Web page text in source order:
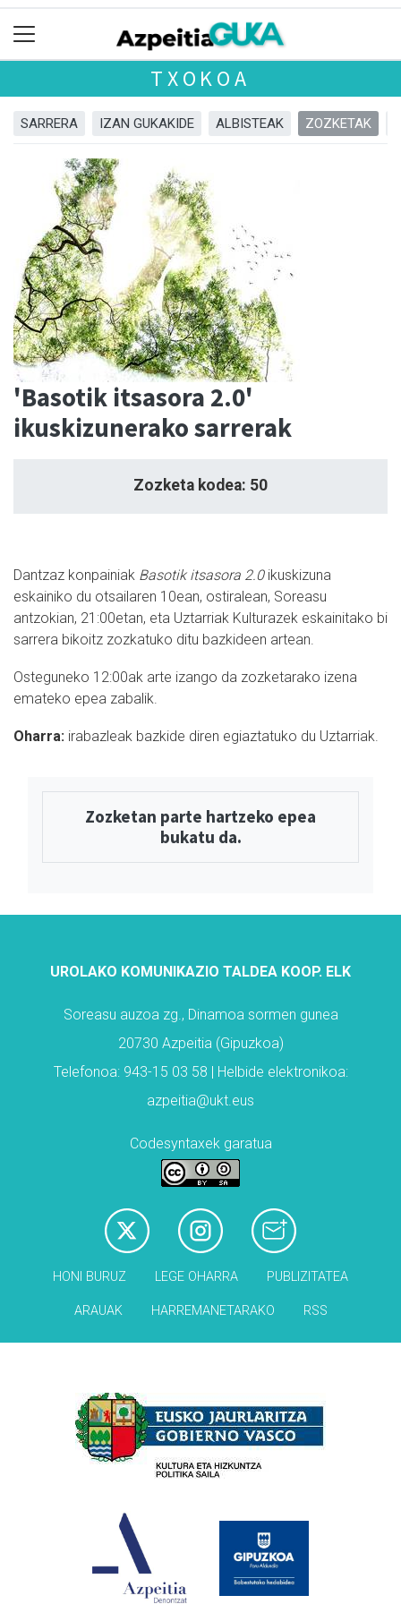
TXOKOA
SARRERA IZAN GUKAKIDE ALBISTEAK ZOZKETAK
'Basotik itsasora 2.0'
ikuskizunerako sarrerak
Zozketa kodea: 50
Dantzaz konpainiak Basotik itsasora 2.0ikuskizuna
eskainiko du otsailaren 10ean, ostiralean, Soreasu
antzokian, 21:00etan, eta Uztarriak Kulturazek eskainitako bi
sarrera bikoitz zozkatuko ditu bazkideen artean.
Osteguneko 12:00ak arte izango da zozketarako izena
emateko epea zabalik.
Oharra: irabazleak bazkide diren egiaztatuko du Uztarriak.
Zozketan parte hartzeko epea
bukatu da.
UROLAKO KOMUNIKAZIO TALDEA KOOP. ELK
Soreasu auzoa zg., Dinamoa sormen gunea
20730 Azpeitia (Gipuzkoa)
Telefonoa: 943-15 03 58 | Helbide elektronikoa:
azpeitia@ukt.eus
Codesyntaxek garatua
HONI BURUZ LEGE OHARRA PUBLIZITATEA
ARAUAK HARREMANETARAKO RSS